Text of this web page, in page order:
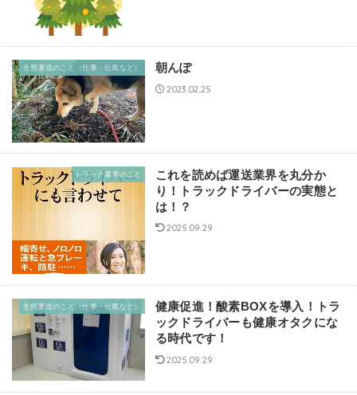
生熊運送のこと（仕事・社風など） 朝んぽ
2023.02.25
トラック業界のこと
これを読めば運送業界を丸分か
り！トラックドライバーの実態と
は！？
2025.09.29
生熊運送のこと（仕事・社風など）
健康促進！酸素BOXを導入！トラ
ックドライバーも健康オタクにな
る時代です！
2025.09.29